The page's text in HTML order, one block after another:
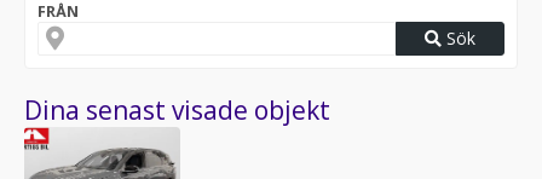
FRÅN
Sök
Dina senast visade objekt